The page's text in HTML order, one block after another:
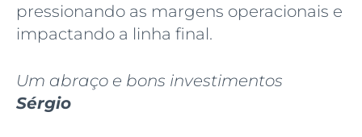
pressionando as margens operacionais e
impactando a linha final.
Um abraço e bons investimentos
Sérgio